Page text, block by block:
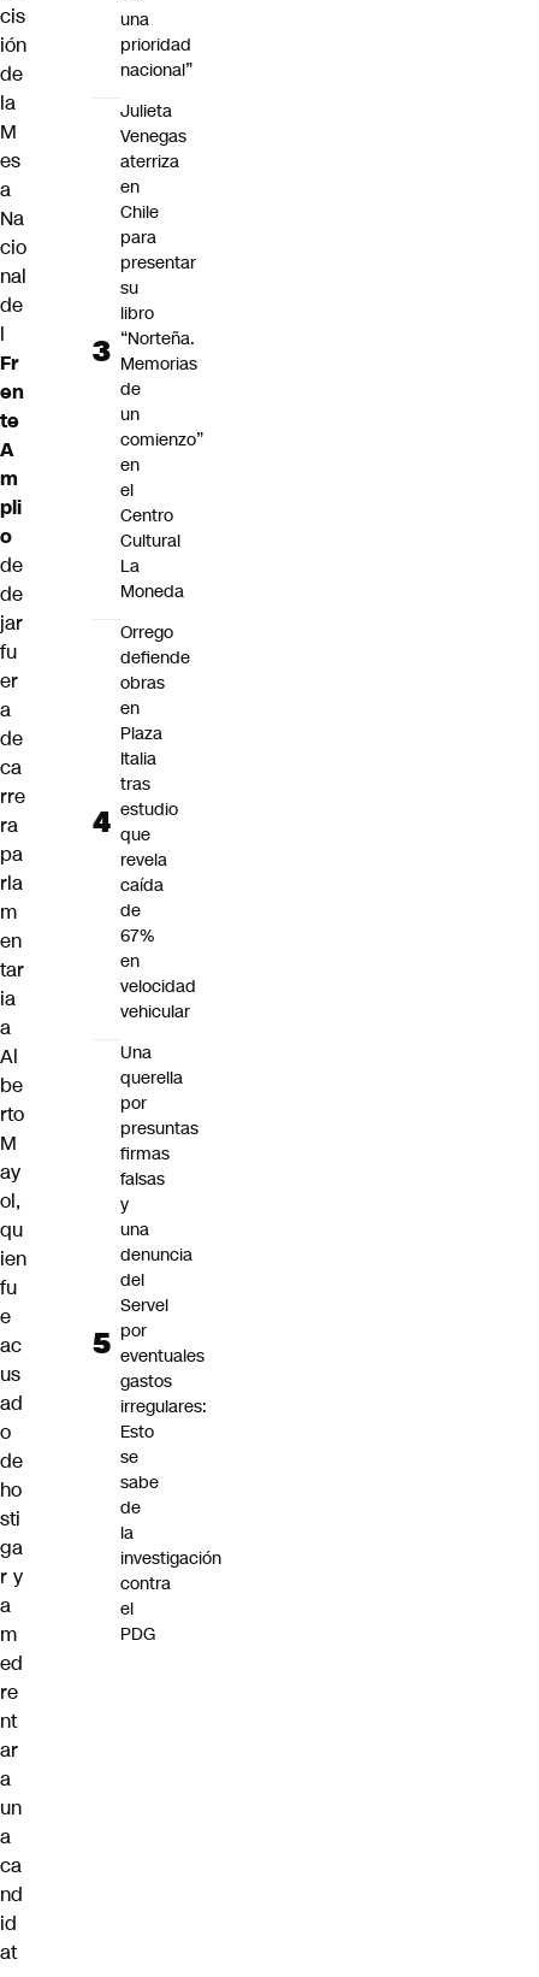
cis
ión
de
la
M
es
a
Na
cio
nal
de
l
Fr
en
te
A
m
pli
o
de
de
jar
fu
er
a
de
ca
rre
ra
pa
rla
m
en
tar
ia
a
Al
be
rto
M
ay
ol,
qu
ien
fu
e
ac
us
ad
o
de
ho
sti
ga
r y
a
m
ed
re
nt
ar
a
un
a
ca
nd
id
at
una
prioridad
nacional”
Julieta
Venegas
aterriza
en
Chile
para
presentar
su
libro
“Norteña.
Memorias
de
un
comienzo”
en
el
Centro
Cultural
La
Moneda
Orrego
defiende
obras
en
Plaza
Italia
tras
estudio
que
revela
caída
de
67%
en
velocidad
vehicular
Una
querella
por
presuntas
firmas
falsas
y
una
denuncia
del
Servel
por
eventuales
gastos
irregulares:
Esto
se
sabe
de
la
investigación
contra
el
PDG